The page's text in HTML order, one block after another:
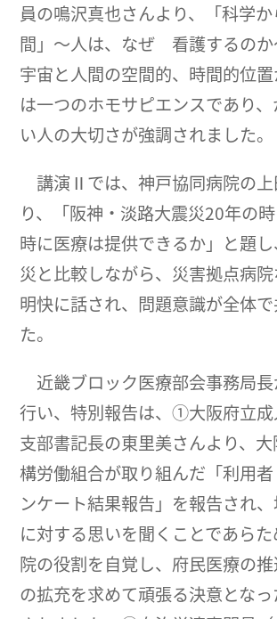
員の鳴沢真也さんより、「科学
間」～人は、なぜ 看護するのか
宇宙と人間の空間的、時間的位
は一つのホモサピエンスであり
い人の大切さが強調されました。
講演Ⅱでは、神戸協同病院の上
り、「阪神・淡路大震災20年の
時に医療は提供できるか」と題
災と比較しながら、災害拠点病
明快に話され、問題意識が全体
た。
近畿ブロック医療部会事務局
行い、特別報告は、①大阪府立
支部書記長の東里美さんより、
構労働組合が取り組んだ「利用
ンケート結果報告」を報告され
に対する思いを聞くことであら
院の役割を自覚し、府民医療の
の拡充を求めて頑張る決意とな